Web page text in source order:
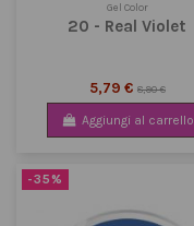
Gel Color
20 - Real Violet
5,79 € 8,90 €
Aggiungi al carrello
-35%